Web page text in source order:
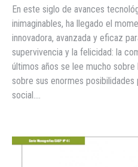
En este siglo de avances
inimaginables, ha llegado el
innovadora, avanzada y eficaz
supervivencia y la felicidad: la
últimos años se lee mucho sobre
sobre sus enormes
social.…